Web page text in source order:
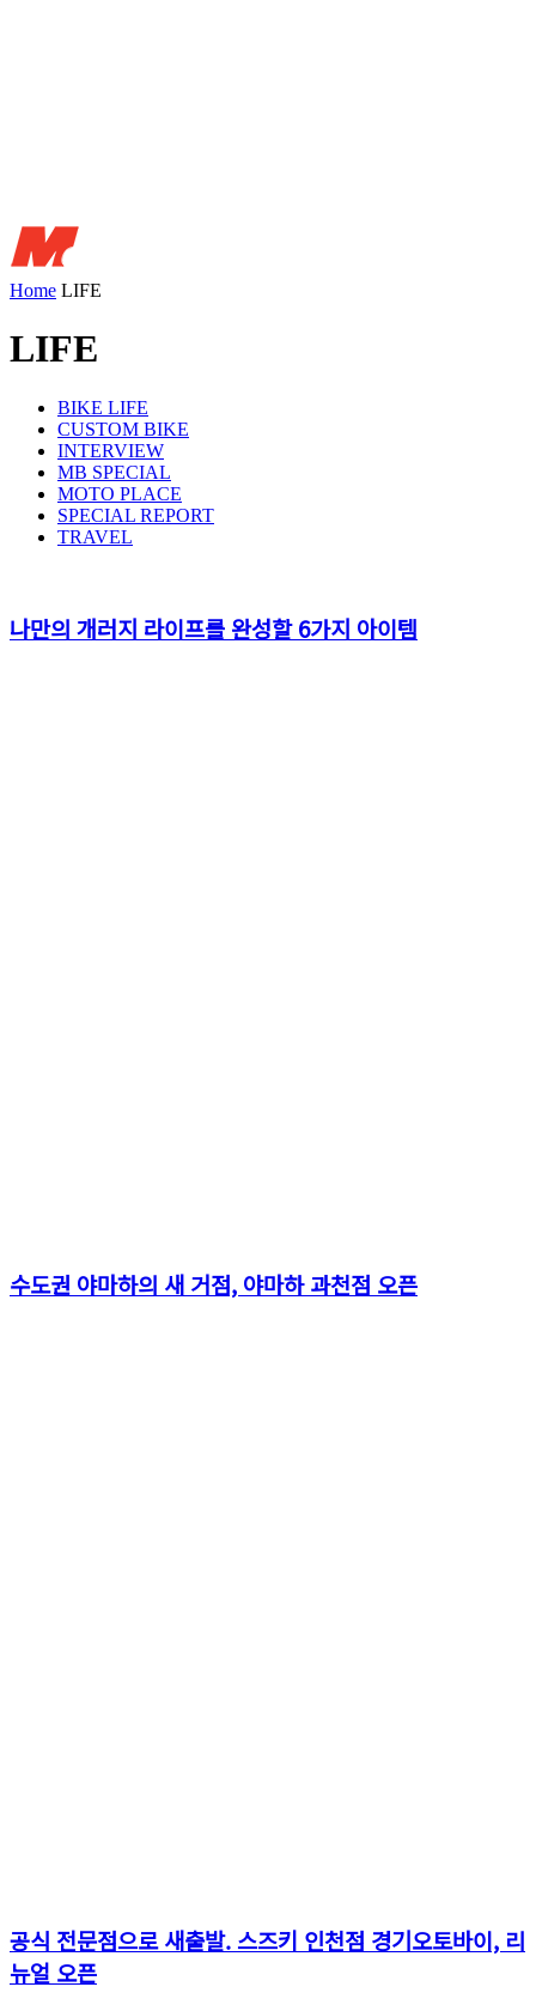
Home LIFE
LIFE
BIKE LIFE
CUSTOM BIKE
INTERVIEW
MB SPECIAL
MOTO PLACE
SPECIAL REPORT
TRAVEL
나만의 개러지 라이프를 완성할 6가지 아이템
수도권 야마하의 새 거점, 야마하 과천점 오픈
공식 전문점으로 새출발. 스즈키 인천점 경기오토바이, 리
뉴얼 오픈